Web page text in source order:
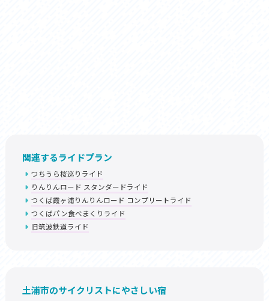
関連するライドプラン
つちうら桜巡りライド
りんりんロード スタンダードライド
つくば霞ヶ浦りんりんロード コンプリートライド
つくばパン食べまくりライド
旧筑波鉄道ライド
土浦市のサイクリストにやさしい宿